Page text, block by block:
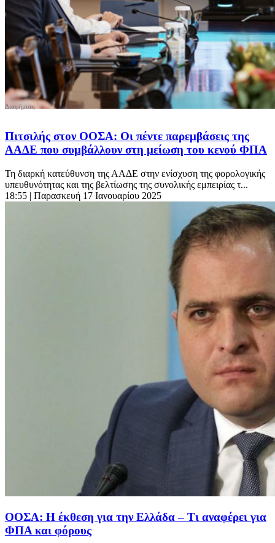
Πιτσιλής στον ΟΟΣΑ: Οι πέντε παρεμβάσεις της
ΑΑΔΕ που συμβάλλουν στη μείωση του κενού ΦΠΑ
Τη διαρκή κατεύθυνση της ΑΑΔΕ στην ενίσχυση της φορολογικής
υπευθυνότητας και της βελτίωσης της συνολικής εμπειρίας τ...
18:55 | Παρασκευή 17 Ιανουαρίου 2025
ΟΟΣΑ: Η έκθεση για την Ελλάδα – Τι αναφέρει για
ΦΠΑ και φόρους